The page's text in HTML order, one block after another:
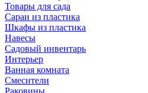
Товары для сада
Сараи из пластика
Шкафы из пластика
Навесы
Садовый инвентарь
Интерьер
Ванная комната
Смесители
Раковины